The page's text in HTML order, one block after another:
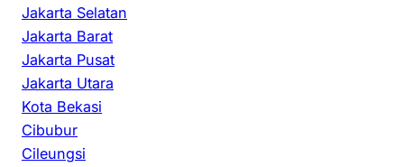
Jakarta Selatan
Jakarta Barat
Jakarta Pusat
Jakarta Utara
Kota Bekasi
Cibubur
Cileungsi